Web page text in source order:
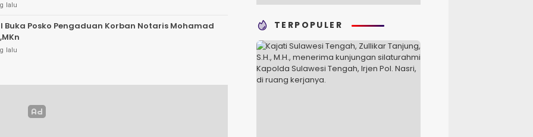
lalu
Buka Posko Pengaduan Korban Notaris Mohamad
lalu
TERPOPULER